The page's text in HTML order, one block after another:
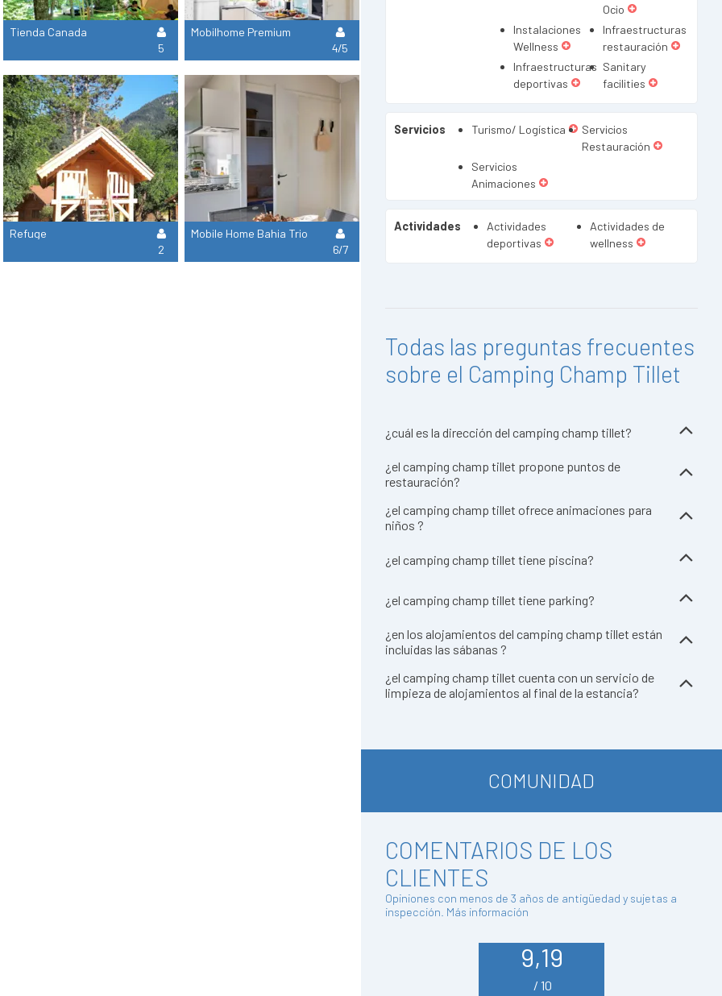
Tienda Canada
5
Mobilhome Premium
4/5
Refuge
2
Mobile Home Bahia Trio
6/7
Ocio
Instalaciones
Wellness
Infraestructuras
restauración
Infraestructuras
deportivas
Sanitary
facilities
Servicios Turismo/ Logística
Servicios
Restauración
Servicios
Animaciones
Actividades
Actividades
deportivas
Actividades de
wellness
Todas las preguntas frecuentes
sobre el Camping Champ Tillet
¿cuál es la dirección del camping champ tillet?
¿el camping champ tillet propone puntos de
restauración?
¿el camping champ tillet ofrece animaciones para
niños ?
¿el camping champ tillet tiene piscina?
¿el camping champ tillet tiene parking?
¿en los alojamientos del camping champ tillet están
incluidas las sábanas ?
¿el camping champ tillet cuenta con un servicio de
limpieza de alojamientos al final de la estancia?
COMUNIDAD
COMENTARIOS DE LOS
CLIENTES
Opiniones con menos de 3 años de antigüedad y sujetas a
inspección. Más información
9,19
/ 10